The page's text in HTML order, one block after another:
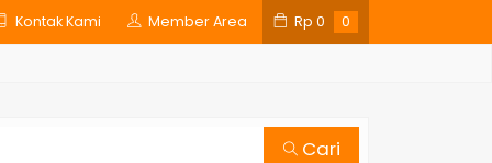
Kontak Kami Member Area Rp 0 0
Cari